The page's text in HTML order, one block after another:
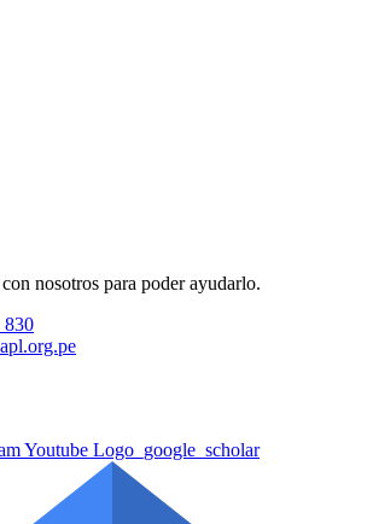
nosotros para poder ayudarlo.
830
Youtube Logo_google_scholar